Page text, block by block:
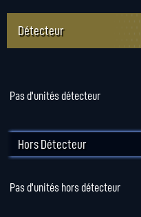
Détecteur
Pas d'unités détecteur
Hors Détecteur
Pas d'unités hors détecteur